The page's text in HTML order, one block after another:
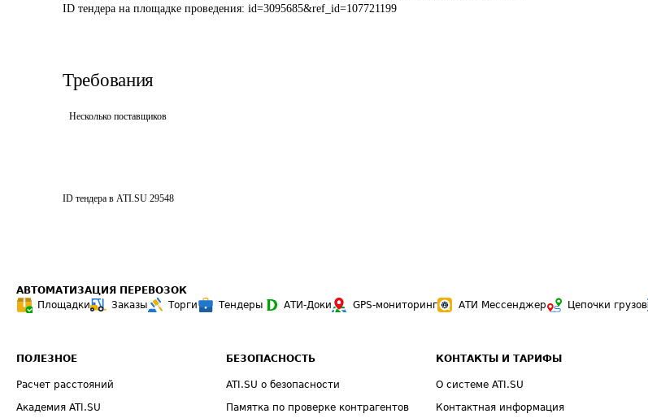
ID тендера на площадке проведения: id=3095685&ref_id=107721199
Требования
Несколько поставщиков
ID тендера в ATI.SU 29548
АВТОМАТИЗАЦИЯ ПЕРЕВОЗОК
Площадки
Заказы Торги Тендеры АТИ-Доки GPS-мониторинг АТИ Мессенджер Цепочки грузов
ПОЛЕЗНОЕ
Расчет расстояний
Академия ATI.SU
БЕЗОПАСНОСТЬ
ATI.SU о безопасности
Памятка по проверке контрагентов
КОНТАКТЫ И ТАРИФЫ
О системе ATI.SU
Контактная информация